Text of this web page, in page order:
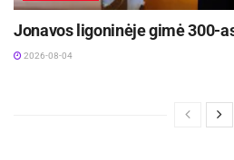
Jonavos ligoninėje gimė 300-
2026-08-04